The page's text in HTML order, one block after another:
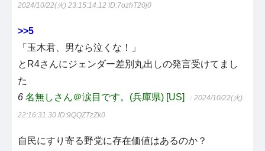
2024/10/22(火) 23:15:14.12 ID:7ozhT20j0
>>5
「玉木君、男なら泣くな！」
とR4さんにジェンダー差別丸出しの発言受けてまし
た
6 名無しさん＠涙目です。(兵庫県) [US] ：2024/10/22(火)
22:16:31.30 ID:9QQZTzZk0
自民にすり寄る野党に存在価値はあるのか？